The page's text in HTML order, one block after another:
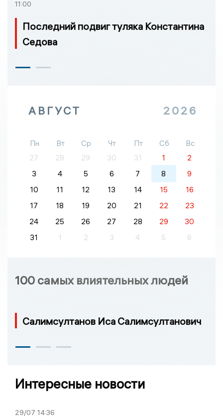
11:00
Последний подвиг туляка Константина
Седова
АВГУСТ 2026
Пн Вт Ср Чт Пт Сб
Вс
27
28 29 30 31 1
2
3
4 5 6 7 8
9
10
11 12 13 14 15
16
17
18 19 20 21 22
23
24
25 26 27 28 29
30
31
1 2 3 4 5 6
100 самых влиятельных людей
Салимсултанов Иса Салимсултанович
Интересные новости
29/07 14:36